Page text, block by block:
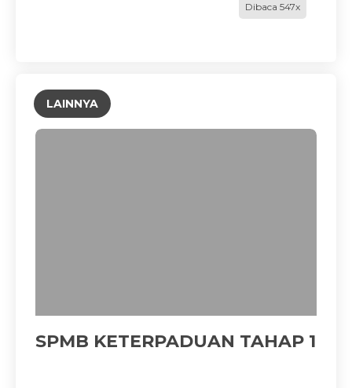
Dibaca 547x
LAINNYA
SPMB KETERPADUAN TAHAP 1